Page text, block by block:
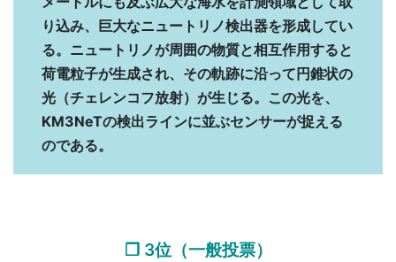
り込み、巨大なニュートリノ検出器を形成してい
る。ニュートリノが周囲の物質と相互作用すると
荷電粒子が生成され、その軌跡に沿って円錐状の
光（チェレンコフ放射）が生じる。この光を、
KM3NeTの検出ラインに並ぶセンサーが捉える
のである。
❐ 3位（一般投票）